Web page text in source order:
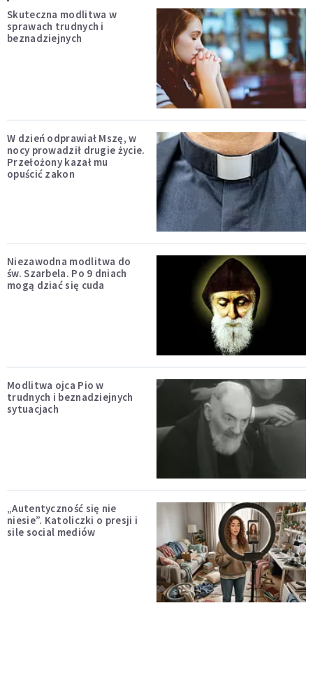
Skuteczna modlitwa w
sprawach trudnych i
beznadziejnych
W dzień odprawiał Mszę, w
nocy prowadził drugie życie.
Przełożony kazał mu
opuścić zakon
Niezawodna modlitwa do
św. Szarbela. Po 9 dniach
mogą dziać się cuda
Modlitwa ojca Pio w
trudnych i beznadziejnych
sytuacjach
„Autentyczność się nie
niesie”. Katoliczki o presji i
sile social mediów